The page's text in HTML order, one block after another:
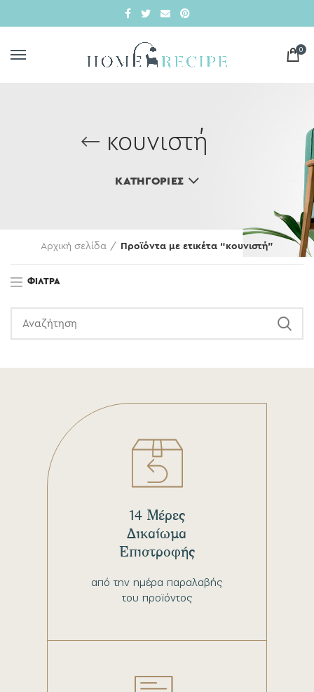
0
κουνιστή
ΚΑΤΗΓΟΡΊΕΣ
Αρχική σελίδα Προϊόντα με ετικέτα “κουνιστή”
ΦΊΛΤΡΑ
από την ημέρα παραλαβής
του προϊόντος
14 Μέρες
Δικαίωμα
Επιστροφής